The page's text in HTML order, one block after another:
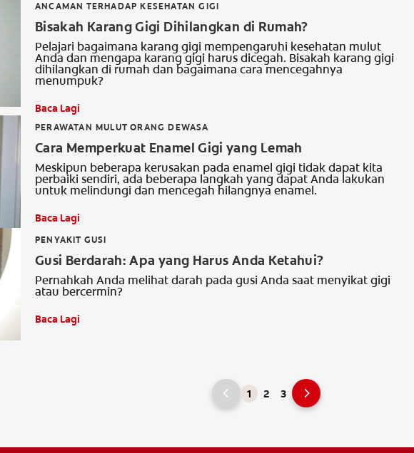
ANCAMAN TERHADAP KESEHATAN GIGI
Bisakah Karang Gigi Dihilangkan di Rumah?
Pelajari bagaimana karang gigi mempengaruhi kesehatan mulut
Anda dan mengapa karang gigi harus dicegah. Bisakah karang gigi
dihilangkan di rumah dan bagaimana cara mencegahnya
menumpuk?
Baca Lagi
PERAWATAN MULUT ORANG DEWASA
Cara Memperkuat Enamel Gigi yang Lemah
Meskipun beberapa kerusakan pada enamel gigi tidak dapat kita
perbaiki sendiri, ada beberapa langkah yang dapat Anda lakukan
untuk melindungi dan mencegah hilangnya enamel.
Baca Lagi
PENYAKIT GUSI
Gusi Berdarah: Apa yang Harus Anda Ketahui?
Pernahkah Anda melihat darah pada gusi Anda saat menyikat gigi
atau bercermin?
Baca Lagi
1 2 3